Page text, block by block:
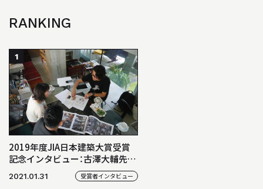
スタジオワークス
AWARD
受賞歴
LINK
リンク
RANKING
1
2019年度JIA日本建築大賞受賞
記念インタビュー：古澤大輔先生
の自邸「古澤邸」が受賞 想定外
が起こる場所を目指して
2021.01.31 受賞者インタビュー